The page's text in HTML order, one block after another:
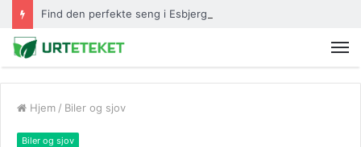
Find den perfekte seng i Esbjerg
Hjem / Biler og sjov
Biler og sjov